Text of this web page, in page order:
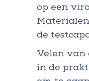
op een
de
Velen van
in de